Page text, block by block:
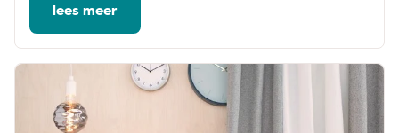
lees meer